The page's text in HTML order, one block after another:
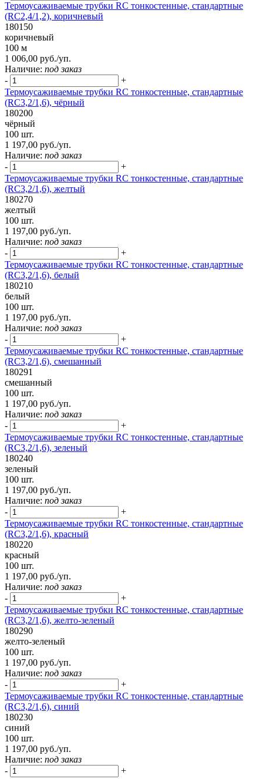
Термоусаживаемые трубки RC тонкостенные, стандартные
(RC2,4/1,2), коричневый
180150
коричневый
100 м
1 006,00 руб./уп.
Наличие: под заказ
-
+
Термоусаживаемые трубки RC тонкостенные, стандартные
(RC3,2/1,6), чёрный
180200
чёрный
100 шт.
1 197,00 руб./уп.
Наличие: под заказ
-
+
Термоусаживаемые трубки RC тонкостенные, стандартные
(RC3,2/1,6), желтый
180270
желтый
100 шт.
1 197,00 руб./уп.
Наличие: под заказ
-
+
Термоусаживаемые трубки RC тонкостенные, стандартные
(RC3,2/1,6), белый
180210
белый
100 шт.
1 197,00 руб./уп.
Наличие: под заказ
-
+
Термоусаживаемые трубки RC тонкостенные, стандартные
(RC3,2/1,6), смешанный
180291
смешанный
100 шт.
1 197,00 руб./уп.
Наличие: под заказ
-
+
Термоусаживаемые трубки RC тонкостенные, стандартные
(RC3,2/1,6), зеленый
180240
зеленый
100 шт.
1 197,00 руб./уп.
Наличие: под заказ
-
+
Термоусаживаемые трубки RC тонкостенные, стандартные
(RC3,2/1,6), красный
180220
красный
100 шт.
1 197,00 руб./уп.
Наличие: под заказ
-
+
Термоусаживаемые трубки RC тонкостенные, стандартные
(RC3,2/1,6), желто-зеленый
180290
желто-зеленый
100 шт.
1 197,00 руб./уп.
Наличие: под заказ
-
+
Термоусаживаемые трубки RC тонкостенные, стандартные
(RC3,2/1,6), синий
180230
синий
100 шт.
1 197,00 руб./уп.
Наличие: под заказ
-
+